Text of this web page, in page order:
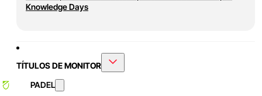
Knowledge Days
TÍTULOS DE MONITOR
PADEL